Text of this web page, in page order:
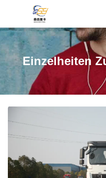
Einzelheiten